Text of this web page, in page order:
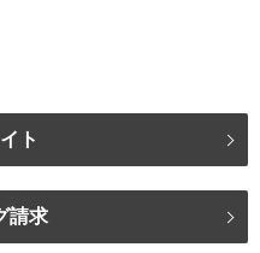
ト
請求